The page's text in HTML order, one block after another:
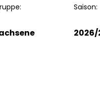
Saison:
2026/